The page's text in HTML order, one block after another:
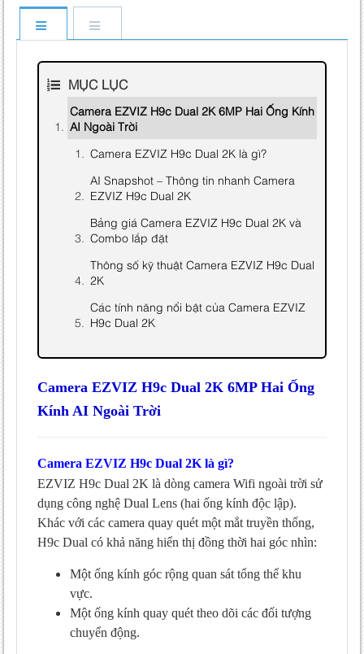
MỤC LỤC
Camera EZVIZ H9c Dual 2K 6MP Hai Ống Kính
AI Ngoài Trời
Camera EZVIZ H9c Dual 2K là gì?
AI Snapshot – Thông tin nhanh Camera
EZVIZ H9c Dual 2K
Bảng giá Camera EZVIZ H9c Dual 2K và
Combo lắp đặt
Thông số kỹ thuật Camera EZVIZ H9c Dual
2K
Các tính năng nổi bật của Camera EZVIZ
H9c Dual 2K
AI nhận diện người và phương tiện
chính xác
Đàm thoại hai chiều từ xa
Chất lượng hình ảnh thực tế của Camera
EZVIZ H9c Dual 2K
Hình ảnh ban ngày sắc nét với hệ
Khoảng cách quan sát và nhận diện
thực tế
Camera EZVIZ H9c Dual 2K 6MP Hai Ống
Kính AI Ngoài Trời
Camera EZVIZ H9c Dual 2K là gì?
EZVIZ H9c Dual 2K là dòng camera Wifi ngoài trời sử
dụng công nghệ Dual Lens (hai ống kính độc lập).
Khác với các camera quay quét một mắt truyền thống,
H9c Dual có khả năng hiển thị đồng thời hai góc nhìn:
Một ống kính góc rộng quan sát tổng thể khu
vực.
Một ống kính quay quét theo dõi các đối tượng
chuyển động.